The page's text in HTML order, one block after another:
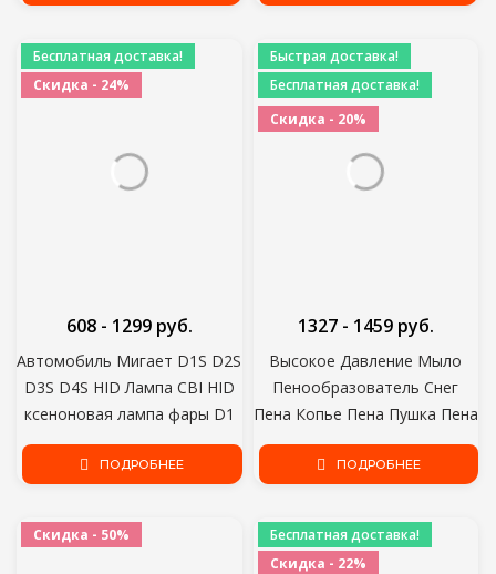
перчатка
Очки Антибликовое Анти-
излучение
Бесплатная доставка!
Скидка - 24%
Автомобиль Мигает D1S D2S
D3S D4S HID Лампа CBI HID
ксеноновая лампа фары D1
D2 D3 D4 D1R D2R D3R d4r
свет фары 4300K 6000K
608 - 1299 руб.
ПОДРОБНЕЕ
Быстрая доставка!
Бесплатная доставка!
Скидка - 20%
Высокое Давление Мыло
Пенообразователь Снег
Пена Копье Пена Пушка Пена
Пистолет Сопло Автомобиля
Чистая Пена Мыть
автомобилей Karcher
1327 - 1459 руб.
ПОДРОБНЕЕ
Скидка - 50%
Бесплатная доставка!
Скидка - 22%